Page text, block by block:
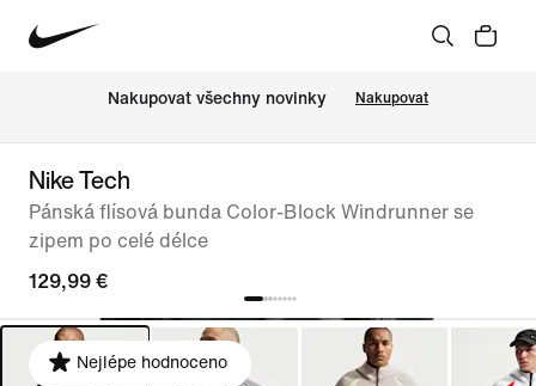
Nakupovat všechny novinky Nakupovat
Nike Tech
Pánská flísová bunda Color-Block Windrunner se
zipem po celé délce
129,99 €
Nejlépe hodnoceno